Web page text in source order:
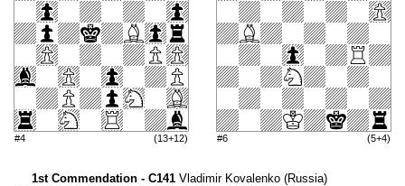
#4 (13+12) #6 (5+4)
1st Commendation - C141 Vladimir Kovalenko (Russia)